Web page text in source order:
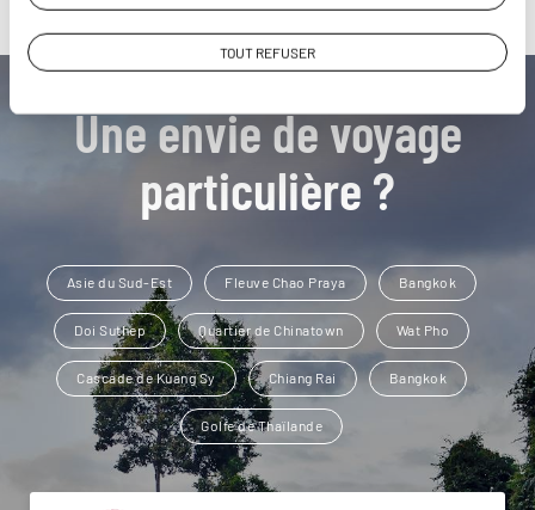
TOUT REFUSER
Une envie de voyage
particulière ?
Asie du Sud-Est Fleuve Chao Praya Bangkok
Doi Suthep Quartier de Chinatown Wat Pho
Cascade de Kuang Sy Chiang Rai Bangkok
Golfe de Thaïlande